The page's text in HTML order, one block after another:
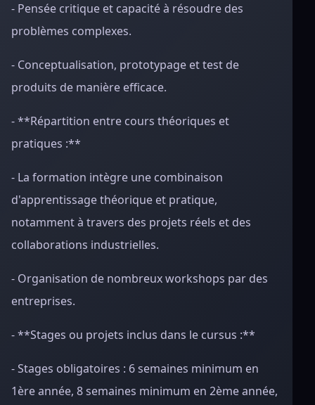
- Pensée critique et capacité à résoudre des
problèmes complexes.
- Conceptualisation, prototypage et test de
produits de manière efficace.
- **Répartition entre cours théoriques et
pratiques :**
- La formation intègre une combinaison
d'apprentissage théorique et pratique,
notamment à travers des projets réels et des
collaborations industrielles.
- Organisation de nombreux workshops par des
entreprises.
- **Stages ou projets inclus dans le cursus :**
- Stages obligatoires : 6 semaines minimum en
1ère année, 8 semaines minimum en 2ème année,